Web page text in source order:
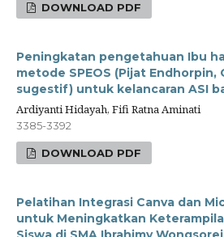
DOWNLOAD PDF
Peningkatan pengetahuan Ibu
metode SPEOS (Pijat Endhorpin,
sugestif) untuk kelancaran ASI
Ardiyanti Hidayah, Fifi Ratna Aminati
3385-3392
DOWNLOAD PDF
Pelatihan Integrasi Canva dan
untuk Meningkatkan